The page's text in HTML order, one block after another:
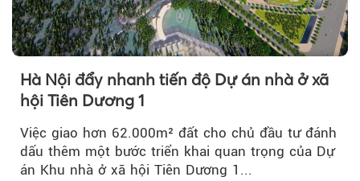
Hà Nội đẩy nhanh tiến độ Dự án nhà ở xã
hội Tiên Dương 1
Việc giao hơn 62.000m² đất cho chủ đầu tư đánh
dấu thêm một bước triển khai quan trọng của Dự
án Khu nhà ở xã hội Tiên Dương 1...